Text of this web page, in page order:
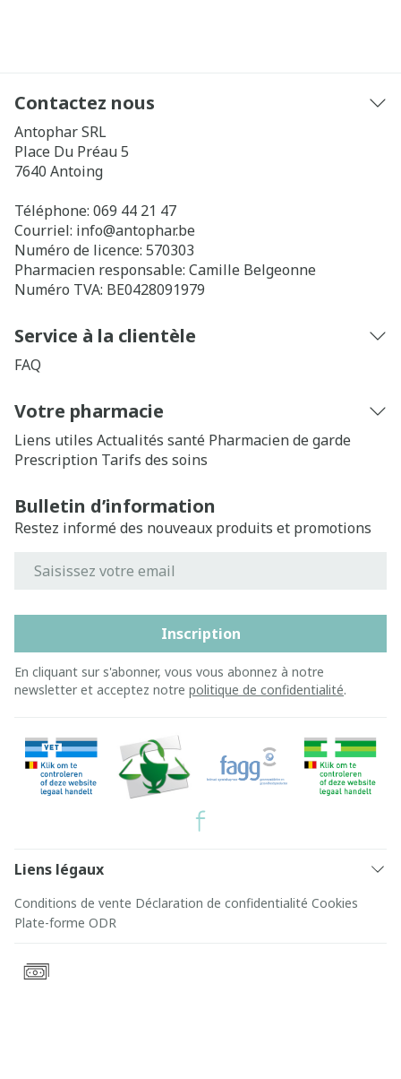
Contactez nous
Antophar SRL
Place Du Préau 5
7640 Antoing
Téléphone: 069 44 21 47
Courriel: info@antophar.be
Numéro de licence: 570303
Pharmacien responsable: Camille Belgeonne
Numéro TVA: BE0428091979
Service à la clientèle
FAQ
Votre pharmacie
Liens utiles Actualités santé Pharmacien de garde
Prescription Tarifs des soins
Bulletin d’information
Restez informé des nouveaux produits et promotions
Inscription
En cliquant sur s'abonner, vous vous abonnez à notre
newsletter et acceptez notre politique de confidentialité.
Liens légaux
Conditions de vente Déclaration de confidentialité Cookies
Plate-forme ODR